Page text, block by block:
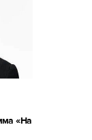
«На